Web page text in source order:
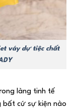
váy dự tiệc chất
làng tinh tế
cứ sự kiện nào